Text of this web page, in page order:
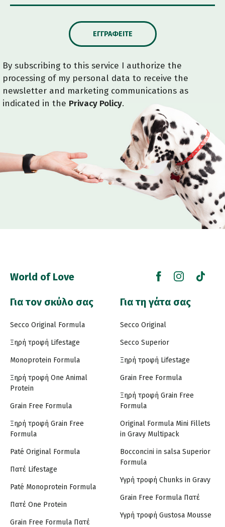
ΕΓΓΡΑΦΕΊΤΕ
By subscribing to this service I authorize the
processing of my personal data to receive the
newsletter and marketing communications as
indicated in the Privacy Policy.
World of Love
Για τον σκύλο σας
Secco Original Formula
Ξηρή τροφή Lifestage
Monoprotein Formula
Ξηρή τροφή One Animal
Protein
Grain Free Formula
Ξηρή τροφή Grain Free
Formula
Paté Original Formula
Πατέ Lifestage
Paté Monoprotein Formula
Πατέ One Protein
Grain Free Formula Πατέ
Για τη γάτα σας
Secco Original
Secco Superior
Ξηρή τροφή Lifestage
Grain Free Formula
Ξηρή τροφή Grain Free
Formula
Original Formula Mini Fillets
in Gravy Multipack
Bocconcini in salsa Superior
Formula
Υγρή τροφή Chunks in Gravy
Grain Free Formula Πατέ
Υγρή τροφή Gustosa Mousse